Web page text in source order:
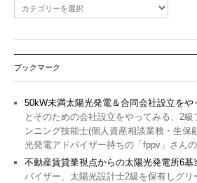
ブックマーク
50kW未満太陽光発電＆合同会社設立をや
とそのための会社設立をやってみる、2
ンニング技能士(個人資産相談業務・生保
光発電アドバイザー持ちの「fppv」さん
不動産賃貸業視点からの太陽光発電所6基
バイザー、太陽光設計士2級を保有しグ